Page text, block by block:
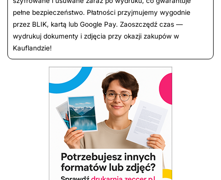
pełne bezpieczeństwo. Płatności przyjmujemy wygodnie
przez BLIK, kartą lub Google Pay. Zaoszczędź czas —
wydrukuj dokumenty i zdjęcia przy okazji zakupów w
Kauflandzie!